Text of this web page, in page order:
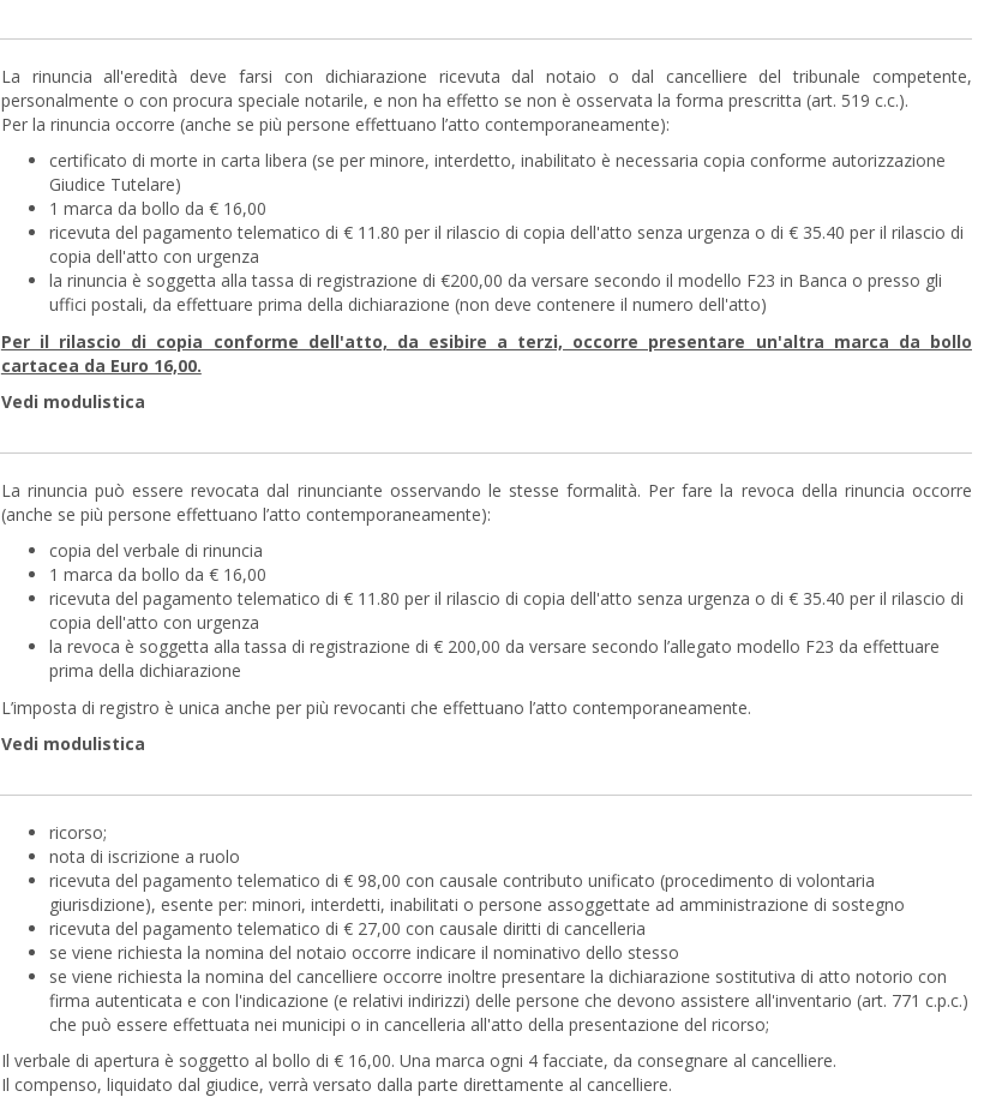
La rinuncia all'eredità deve farsi con dichiarazione ricevuta dal notaio o dal cancelliere del tribunale competente,
personalmente o con procura speciale notarile, e non ha effetto se non è osservata la forma prescritta (art. 519 c.c.).
Per la rinuncia occorre (anche se più persone effettuano l’atto contemporaneamente):
certificato di morte in carta libera (se per minore, interdetto, inabilitato è necessaria copia conforme autorizzazione
Giudice Tutelare)
1 marca da bollo da € 16,00
ricevuta del pagamento telematico di € 11.80 per il rilascio di copia dell'atto senza urgenza o di € 35.40 per il rilascio di
copia dell'atto con urgenza
la rinuncia è soggetta alla tassa di registrazione di €200,00 da versare secondo il modello F23 in Banca o presso gli
uffici postali, da effettuare prima della dichiarazione (non deve contenere il numero dell'atto)
Per il rilascio di copia conforme dell'atto, da esibire a terzi, occorre presentare un'altra marca da bollo
cartacea da Euro 16,00.
Vedi modulistica
La rinuncia può essere revocata dal rinunciante osservando le stesse formalità. Per fare la revoca della rinuncia occorre
(anche se più persone effettuano l’atto contemporaneamente):
copia del verbale di rinuncia
1 marca da bollo da € 16,00
ricevuta del pagamento telematico di € 11.80 per il rilascio di copia dell'atto senza urgenza o di € 35.40 per il rilascio di
copia dell'atto con urgenza
la revoca è soggetta alla tassa di registrazione di € 200,00 da versare secondo l’allegato modello F23 da effettuare
prima della dichiarazione
L’imposta di registro è unica anche per più revocanti che effettuano l’atto contemporaneamente.
Vedi modulistica
ricorso;
nota di iscrizione a ruolo
ricevuta del pagamento telematico di € 98,00 con causale contributo unificato (procedimento di volontaria
giurisdizione), esente per: minori, interdetti, inabilitati o persone assoggettate ad amministrazione di sostegno
ricevuta del pagamento telematico di € 27,00 con causale diritti di cancelleria
se viene richiesta la nomina del notaio occorre indicare il nominativo dello stesso
se viene richiesta la nomina del cancelliere occorre inoltre presentare la dichiarazione sostitutiva di atto notorio con
firma autenticata e con l'indicazione (e relativi indirizzi) delle persone che devono assistere all'inventario (art. 771 c.p.c.)
che può essere effettuata nei municipi o in cancelleria all'atto della presentazione del ricorso;
Il verbale di apertura è soggetto al bollo di € 16,00. Una marca ogni 4 facciate, da consegnare al cancelliere.
Il compenso, liquidato dal giudice, verrà versato dalla parte direttamente al cancelliere.